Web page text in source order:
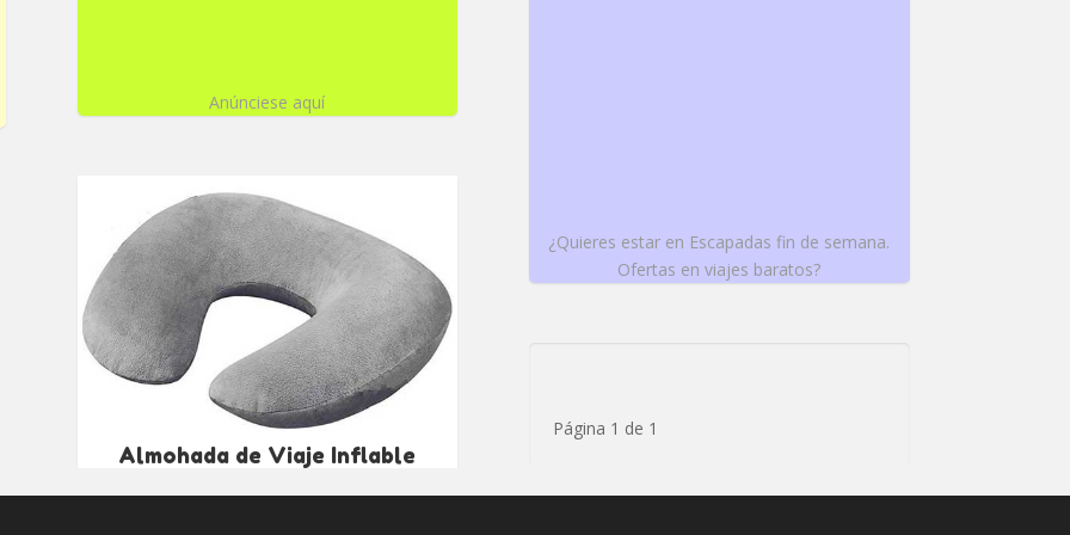
Anúnciese aquí
Almohada de Viaje Inflable
¿Quieres estar en Escapadas fin de semana.
Ofertas en viajes baratos?
Página 1 de 1